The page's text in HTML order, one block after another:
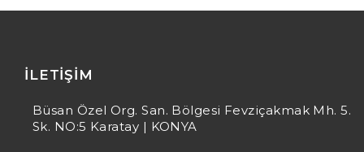
İLETIŞIM
Büsan Özel Org. San. Bölgesi Fevziçakmak Mh. 5.
Sk. NO:5 Karatay | KONYA